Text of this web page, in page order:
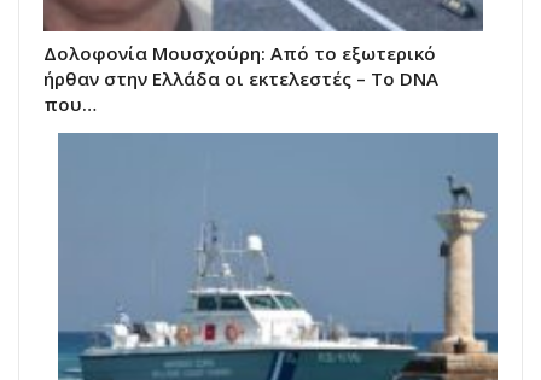
Δολοφονία Μουσχούρη: Από το εξωτερικό
ήρθαν στην Ελλάδα οι εκτελεστές – Το DNA
που…